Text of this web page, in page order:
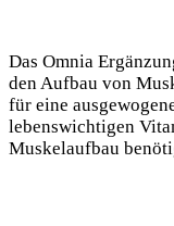
Das Omnia
den Aufbau von
für eine
lebenswichtigen
Muskelaufbau